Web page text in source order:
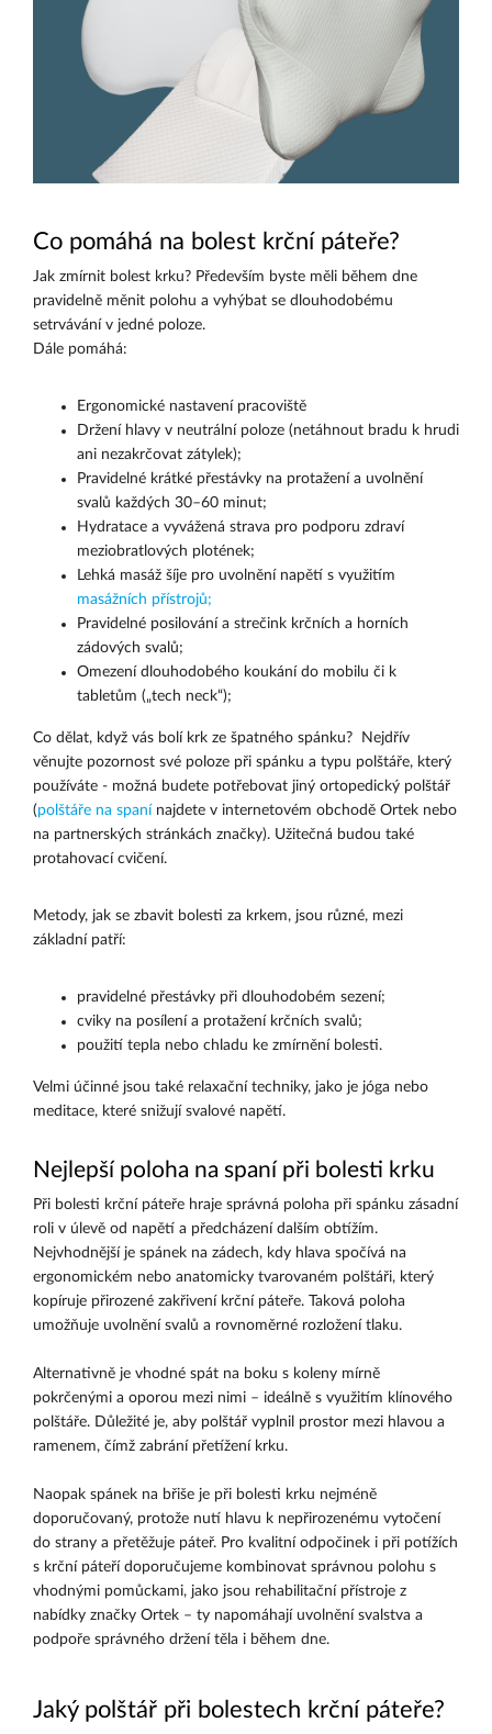
Co pomáhá na bolest krční páteře?
Jak zmírnit bolest krku? Především byste měli během dne
pravidelně měnit polohu a vyhýbat se dlouhodobému
setrvávání v jedné poloze.
Dále pomáhá:
Ergonomické nastavení pracoviště
Držení hlavy v neutrální poloze (netáhnout bradu k hrudi
ani nezakrčovat zátylek);
Pravidelné krátké přestávky na protažení a uvolnění
svalů každých 30–60 minut;
Hydratace a vyvážená strava pro podporu zdraví
meziobratlových plotének;
Lehká masáž šíje pro uvolnění napětí s využitím
masážních přístrojů;
Pravidelné posilování a strečink krčních a horních
zádových svalů;
Omezení dlouhodobého koukání do mobilu či k
tabletům („tech neck“);
Co dělat, když vás bolí krk ze špatného spánku? Nejdřív
věnujte pozornost své poloze při spánku a typu polštáře, který
používáte - možná budete potřebovat jiný ortopedický polštář
(polštáře na spaní najdete v internetovém obchodě Ortek nebo
na partnerských stránkách značky). Užitečná budou také
protahovací cvičení.
Metody, jak se zbavit bolesti za krkem, jsou různé, mezi
základní patří:
pravidelné přestávky při dlouhodobém sezení;
cviky na posílení a protažení krčních svalů;
použití tepla nebo chladu ke zmírnění bolesti.
Velmi účinné jsou také relaxační techniky, jako je jóga nebo
meditace, které snižují svalové napětí.
Nejlepší poloha na spaní při bolesti krku
Při bolesti krční páteře hraje správná poloha při spánku zásadní
roli v úlevě od napětí a předcházení dalším obtížím.
Nejvhodnější je spánek na zádech, kdy hlava spočívá na
ergonomickém nebo anatomicky tvarovaném polštáři, který
kopíruje přirozené zakřivení krční páteře. Taková poloha
umožňuje uvolnění svalů a rovnoměrné rozložení tlaku.
Alternativně je vhodné spát na boku s koleny mírně
pokrčenými a oporou mezi nimi – ideálně s využitím klínového
polštáře. Důležité je, aby polštář vyplnil prostor mezi hlavou a
ramenem, čímž zabrání přetížení krku.
Naopak spánek na břiše je při bolesti krku nejméně
doporučovaný, protože nutí hlavu k nepřirozenému vytočení
do strany a přetěžuje páteř. Pro kvalitní odpočinek i při potížích
s krční páteří doporučujeme kombinovat správnou polohu s
vhodnými pomůckami, jako jsou rehabilitační přístroje z
nabídky značky Ortek – ty napomáhají uvolnění svalstva a
podpoře správného držení těla i během dne.
Jaký polštář při bolestech krční páteře?